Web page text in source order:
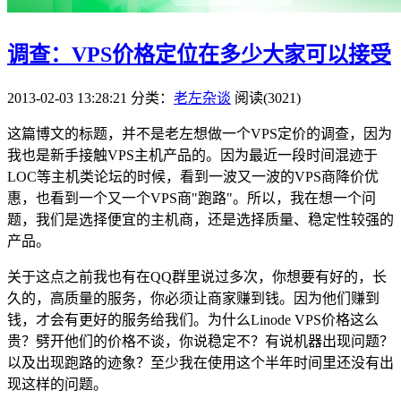
调查：VPS价格定位在多少大家可以接受
2013-02-03 13:28:21 分类： 老左杂谈 阅读(3021)
这篇博文的标题，并不是老左想做一个VPS定价的调查，因为
我也是新手接触VPS主机产品的。因为最近一段时间混迹于
LOC等主机类论坛的时候，看到一波又一波的VPS商降价优
惠，也看到一个又一个VPS商"跑路"。所以，我在想一个问
题，我们是选择便宜的主机商，还是选择质量、稳定性较强的
产品。
关于这点之前我也有在QQ群里说过多次，你想要有好的，长
久的，高质量的服务，你必须让商家赚到钱。因为他们赚到
钱，才会有更好的服务给我们。为什么Linode VPS价格这么
贵？劈开他们的价格不谈，你说稳定不？有说机器出现问题？
以及出现跑路的迹象？至少我在使用这个半年时间里还没有出
现这样的问题。